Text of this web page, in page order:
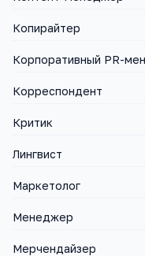
Копирайтер
Корпоративный PR-
Корреспондент
Критик
Лингвист
Маркетолог
Менеджер
Мерчендайзер